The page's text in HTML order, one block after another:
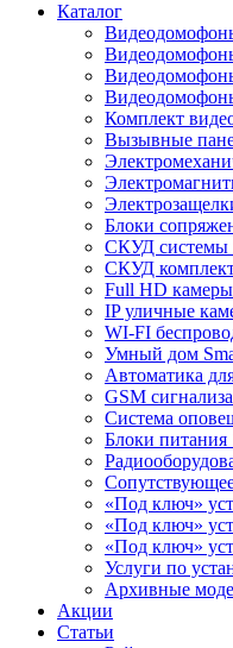
Каталог
Комплект
Вызывные
Блоки
СКУД системы
СКУД
Full HD
IP уличные
WI-FI
Умный дом
Автоматика
GSM
Cистема
Блоки питания
«Под ключ»
«Под ключ»
«Под ключ»
Услуги по
Архивные
Акции
Статьи